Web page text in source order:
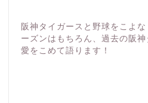
阪神タイガースと野球をこよ
ーズンはもちろん、過去の阪神
愛をこめて語ります！